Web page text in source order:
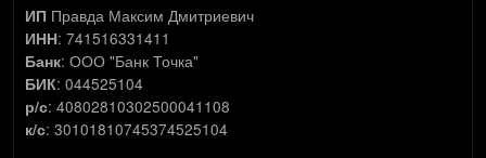
ИП Правда Максим Дмитриевич
ИНН: 741516331411
Банк: ООО "Банк Точка"
БИК: 044525104
р/с: 40802810302500041108
к/с: 30101810745374525104